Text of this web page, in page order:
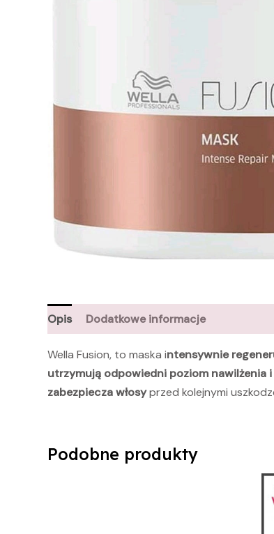
Opis Dodatkowe informacje
Wella Fusion, to maska intensywnie
utrzymują odpowiedni poziom nawilżenia
zabezpiecza włosyprzed kolejnymi
Podobne produkty